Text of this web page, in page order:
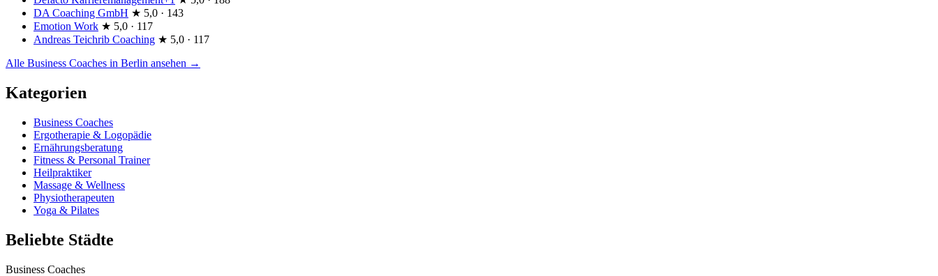
DA Coaching GmbH ★ 5,0 · 143
Emotion Work ★ 5,0 · 117
Andreas Teichrib Coaching ★ 5,0 · 117
Alle Business Coaches in Berlin ansehen →
Kategorien
Business Coaches
Ergotherapie & Logopädie
Ernährungsberatung
Fitness & Personal Trainer
Heilpraktiker
Massage & Wellness
Physiotherapeuten
Yoga & Pilates
Beliebte Städte
Business Coaches